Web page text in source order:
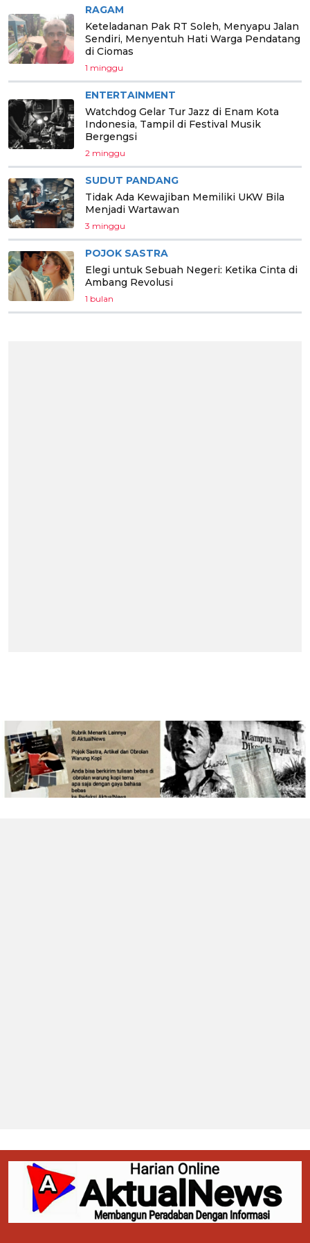
RAGAM
Keteladanan Pak RT Soleh, Menyapu Jalan
Sendiri, Menyentuh Hati Warga Pendatang
di Ciomas
1 minggu
ENTERTAINMENT
Watchdog Gelar Tur Jazz di Enam Kota
Indonesia, Tampil di Festival Musik
Bergengsi
2 minggu
SUDUT PANDANG
Tidak Ada Kewajiban Memiliki UKW Bila
Menjadi Wartawan
3 minggu
POJOK SASTRA
Elegi untuk Sebuah Negeri: Ketika Cinta di
Ambang Revolusi
1 bulan